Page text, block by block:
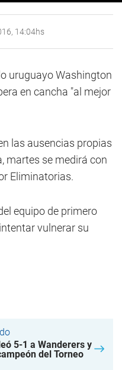
14:04hs
uruguayo Washington
en cancha "al mejor
las ausencias propias
martes se medirá con
Eliminatorias.
equipo de primero
vulnerar su
5-1 a Wanderers y
del Torneo